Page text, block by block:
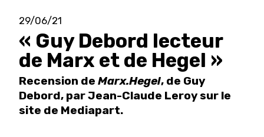
contenu
principal
29/06/21
« Guy Debord lecteur
de Marx et de Hegel »
Recension de Marx.Hegel, de Guy
Debord, par Jean-Claude Leroy sur le
site de Mediapart.